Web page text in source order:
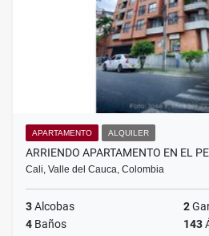
APARTAMENTO ALQUILER
ARRIENDO APARTAMENTO EN EL
Cali, Valle del Cauca, Colombia
3Alcobas 2
4 Baños 143